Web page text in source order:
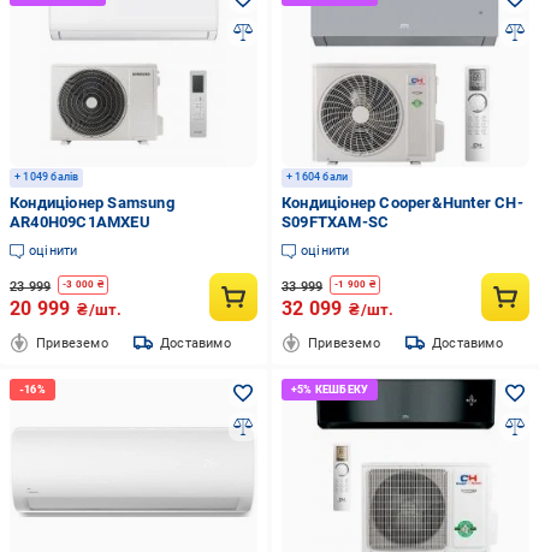
+ 1049 балів
Кондиціонер Samsung
AR40H09C1AMXEU
оцінити
23 999 -3 000 ₴
20 999 ₴/шт.
Привеземо Доставимо
+ 1604 бали
Кондиціонер Cooper&Hunter CH-
S09FTXAM-SC
оцінити
33 999 -1 900 ₴
32 099 ₴/шт.
Привеземо Доставимо